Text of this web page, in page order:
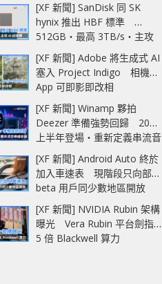
[XF 新聞] SanDisk 同 SK
hynix 推出 HBF 標準
512GB‧最高 3TB/s‧主攻
AI 記憶體
[XF 新聞] Adobe 將生成式 AI
塞入 Project Indigo 相機
App 可即影即改相
[XF 新聞] Winamp 夥拍
Deezer 準備強勢回歸 2027
上半年登場‧重新定義串流音
樂播放器
[XF 新聞] Android Auto 終於
加入車速表 現階段只向部分
beta 用戶同少數地區開放
[XF 新聞] NVIDIA Rubin 架構
曝光 Vera Rubin 平台劍指
5 倍 Blackwell 算力